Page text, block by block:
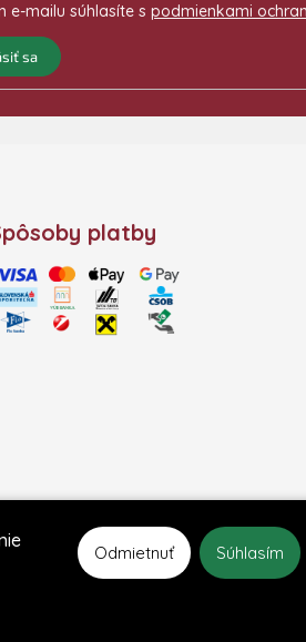
Odmietnuť Súhlasím
e-mailu súhlasíte s podmienkami
sa
platby